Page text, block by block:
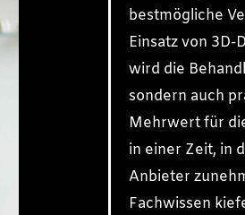
bestmögliche
Einsatz von
wird die
sondern auch
Mehrwert für
in einer Zeit, in
Anbieter
Fachwissen